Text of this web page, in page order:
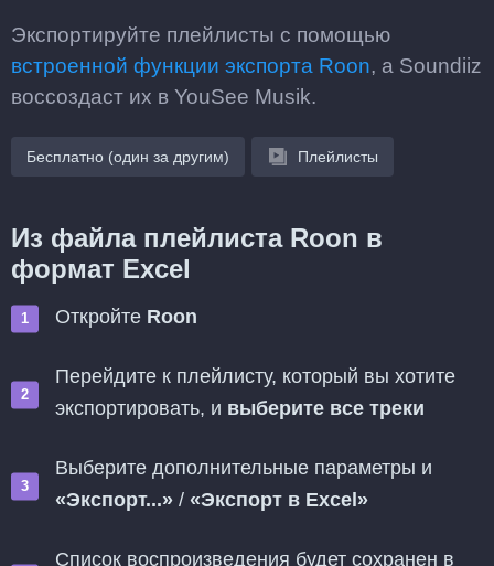
Экспортируйте плейлисты с помощью
встроенной функции экспорта Roon, а Soundiiz
воссоздаст их в YouSee Musik.
Бесплатно (один за другим) Плейлисты
Из файла плейлиста Roon в
формат Excel
Откройте Roon
Перейдите к плейлисту, который вы хотите
экспортировать, и выберите все треки
Выберите дополнительные параметры и
«Экспорт...» / «Экспорт в Excel»
Список воспроизведения будет сохранен в